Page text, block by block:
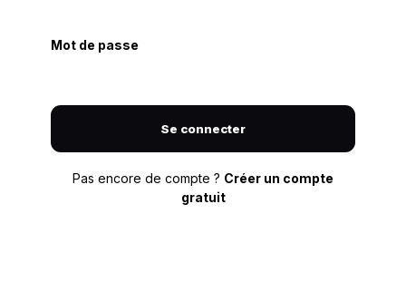
Mot de passe
Se connecter
Pas encore de compte ? Créer un compte
gratuit